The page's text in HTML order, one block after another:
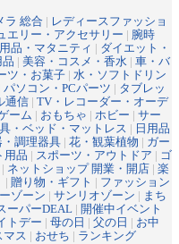
ラ 総合 | レディースファッショ
エリー・アクセサリー | 腕時
品・マタニティ | ダイエット・
| 美容・コスメ・香水 | 車・バ
ツ・お菓子 | 水・ソフトドリン
パソコン・PCパーツ | タブレッ
通信 | TV・レコーダー・オーデ
ーム | おもちゃ | ホビー | サー
・ベッド・マットレス | 日用品
調理器具 | 花・観葉植物 | ガー
用品 | スポーツ・アウトドア | ゴ
| ネットショップ 開業・開店 | 楽
| 贈り物・ギフト | ファッション
ゾーン | サンリオゾーン | まち
ーパーDEAL | 開催中イベント
トデー | 母の日 | 父の日 | お中
マス | おせち | ランキング